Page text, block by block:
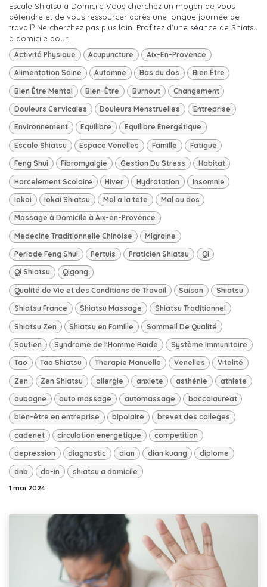
Escale Shiatsu à Domicile Vous cherchez un moyen de vous
détendre et de vous ressourcer après une longue journée de
travail? Ne cherchez pas plus loin! Profitez d'une séance de Shiatsu
à domicile pour...
Activité Physique Acupuncture Aix-En-Provence
Alimentation Saine Automne Bas du dos Bien Être
Bien Être Mental Bien-Être Burnout Changement
Douleurs Cervicales Douleurs Menstruelles Entreprise
Environnement Equilibre Equilibre Énergétique
Escale Shiatsu Espace Venelles Famille Fatigue
Feng Shui Fibromyalgie Gestion Du Stress Habitat
Harcelement Scolaire Hiver Hydratation Insomnie
Iokai Iokai Shiatsu Mal a la tete Mal au dos
Massage à Domicile à Aix-en-Provence
Medecine Traditionnelle Chinoise Migraine
Periode Feng Shui Pertuis Praticien Shiatsu Qi
Qi Shiatsu Qigong
Qualité de Vie et des Conditions de Travail Saison Shiatsu
Shiatsu France Shiatsu Massage Shiatsu Traditionnel
Shiatsu Zen Shiatsu en Famille Sommeil De Qualité
Soutien Syndrome de l'Homme Raide Système Immunitaire
Tao Tao Shiatsu Therapie Manuelle Venelles Vitalité
Zen Zen Shiatsu allergie anxiete asthénie athlete
aubagne auto massage automassage baccalaureat
bien-être en entreprise bipolaire brevet des colleges
cadenet circulation energetique competition
depression diagnostic dian dian kuang diplome
dnb do-in shiatsu a domicile
1 mai 2024